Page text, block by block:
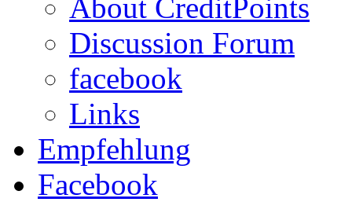
About CreditPoints
Discussion Forum
facebook
Links
Empfehlung
Facebook